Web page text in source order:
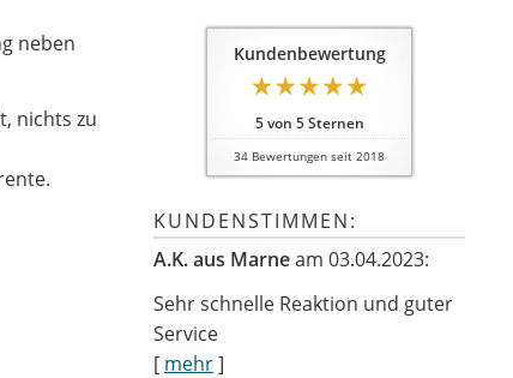
Kundenbewertung
5von 5Sternen
34 Bewertungen seit 2018
KUNDENSTIMMEN:
A.K. aus Marneam 03.04.2023:
Sehr schnelle Reaktion und guter
Service
[ mehr]
neben
nichts zu